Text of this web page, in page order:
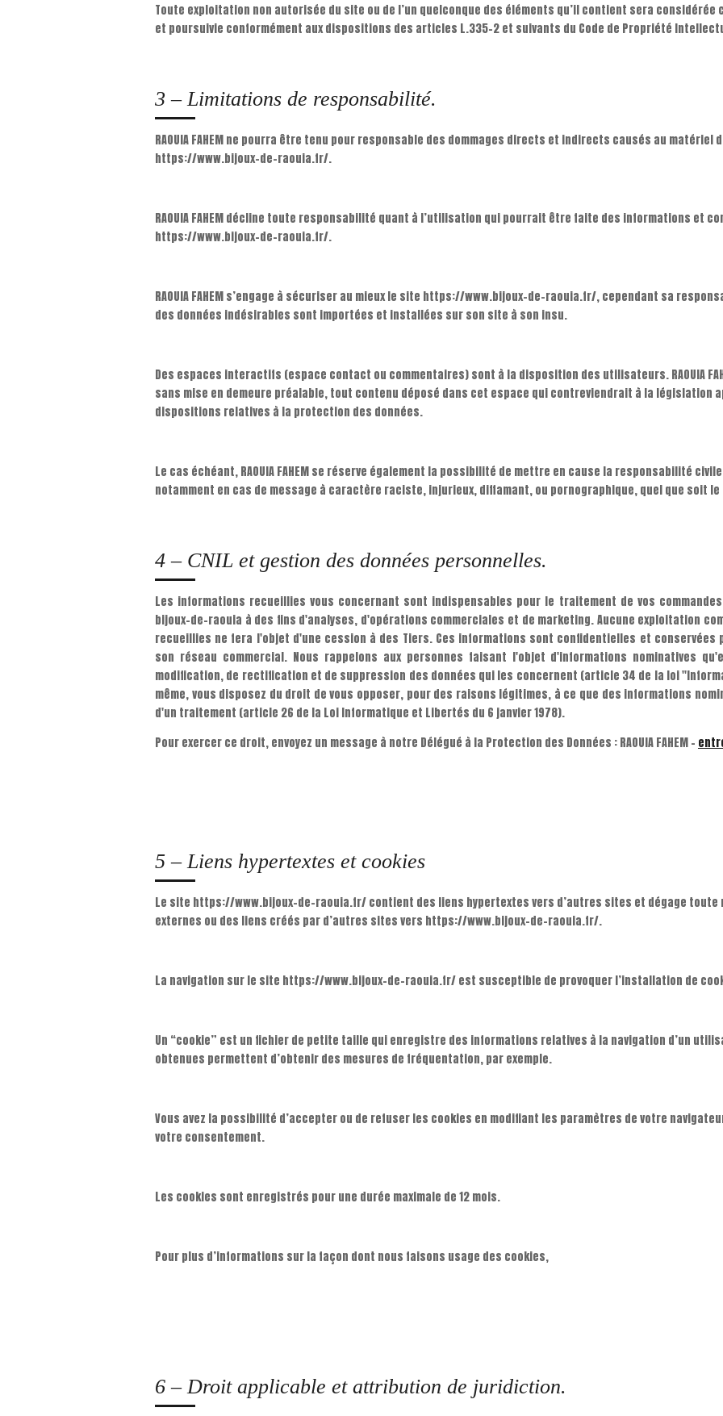
Toute exploitation non autorisée du site ou de l’un quelconque des éléments qu’il contient sera
et poursuivie conformément aux dispositions des articles L.335-2 et suivants du Code de Propriété
3 – Limitations de responsabilité.
RAOUIA FAHEM ne pourra être tenu pour responsable des dommages directs et indirects causés au
https://www.bijoux-de-raouia.fr/.
RAOUIA FAHEM décline toute responsabilité quant à l’utilisation qui pourrait être faite des informations et
https://www.bijoux-de-raouia.fr/.
RAOUIA FAHEM s’engage à sécuriser au mieux le site https://www.bijoux-de-raouia.fr/, cependant sa
des données indésirables sont importées et installées sur son site à son insu.
Des espaces interactifs (espace contact ou commentaires) sont à la disposition des utilisateurs. RAOUIA
sans mise en demeure préalable, tout contenu déposé dans cet espace qui contreviendrait à la législation
dispositions relatives à la protection des données.
Le cas échéant, RAOUIA FAHEM se réserve également la possibilité de mettre en cause la responsabilité
notamment en cas de message à caractère raciste, injurieux, diffamant, ou pornographique, quel que soit
4 – CNIL et gestion des données personnelles.
Les informations recueillies vous concernant sont indispensables pour le traitement de vos
bijoux-de-raouia à des fins d'analyses, d'opérations commerciales et de marketing. Aucune exploitation
recueillies ne fera l'objet d'une cession à des Tiers. Ces informations sont confidentielles et conservées
son réseau commercial. Nous rappelons aux personnes faisant l'objet d'informations nominatives
modification, de rectification et de suppression des données qui les concernent (article 34 de la loi
même, vous disposez du droit de vous opposer, pour des raisons légitimes, à ce que des informations
d'un traitement (article 26 de la Loi Informatique et Libertés du 6 janvier 1978).
Pour exercer ce droit, envoyez un message à notre Délégué à la Protection des Données : RAOUIA FAHEM –
5 – Liens hypertextes et cookies
Le site https://www.bijoux-de-raouia.fr/ contient des liens hypertextes vers d’autres sites et dégage
externes ou des liens créés par d’autres sites vers https://www.bijoux-de-raouia.fr/.
La navigation sur le site https://www.bijoux-de-raouia.fr/ est susceptible de provoquer l’installation de
Un “cookie” est un fichier de petite taille qui enregistre des informations relatives à la navigation d’un
obtenues permettent d’obtenir des mesures de fréquentation, par exemple.
Vous avez la possibilité d’accepter ou de refuser les cookies en modifiant les paramètres de votre
votre consentement.
Les cookies sont enregistrés pour une durée maximale de 12 mois.
Pour plus d’informations sur la façon dont nous faisons usage des cookies,
6 – Droit applicable et attribution de juridiction.